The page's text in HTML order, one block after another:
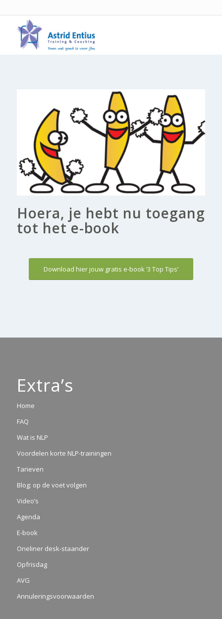
Hoera, je hebt nu toegang
tot het e-book
Download hier jouw gratis e-book ‘3 Top Tips’
Extra’s
Home
FAQ
Wat is NLP
Voordelen korte NLP-trainingen
Tarieven
Blog: op de voet volgen
Video’s
Agenda
E-book
Oneliner desk-staander
Opfrisdag
AVG
Annuleringsvoorwaarden